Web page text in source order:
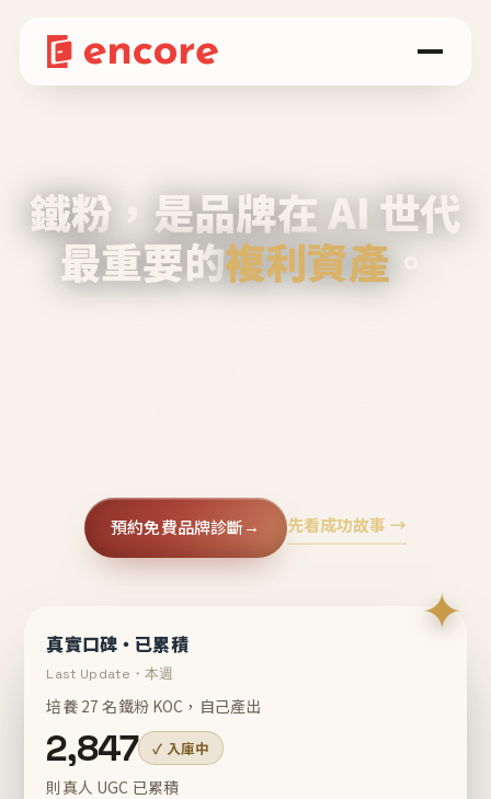
鐵粉，是品牌在 AI 世代
最重要的複利資產 。
預約免費品牌診斷→ 先看成功故事 →
✦
真實口碑・已累積
Last Update・本週
培養 27 名鐵粉 KOC，自己產出
2,847 ✓ 入庫中
則真人 UGC 已累積